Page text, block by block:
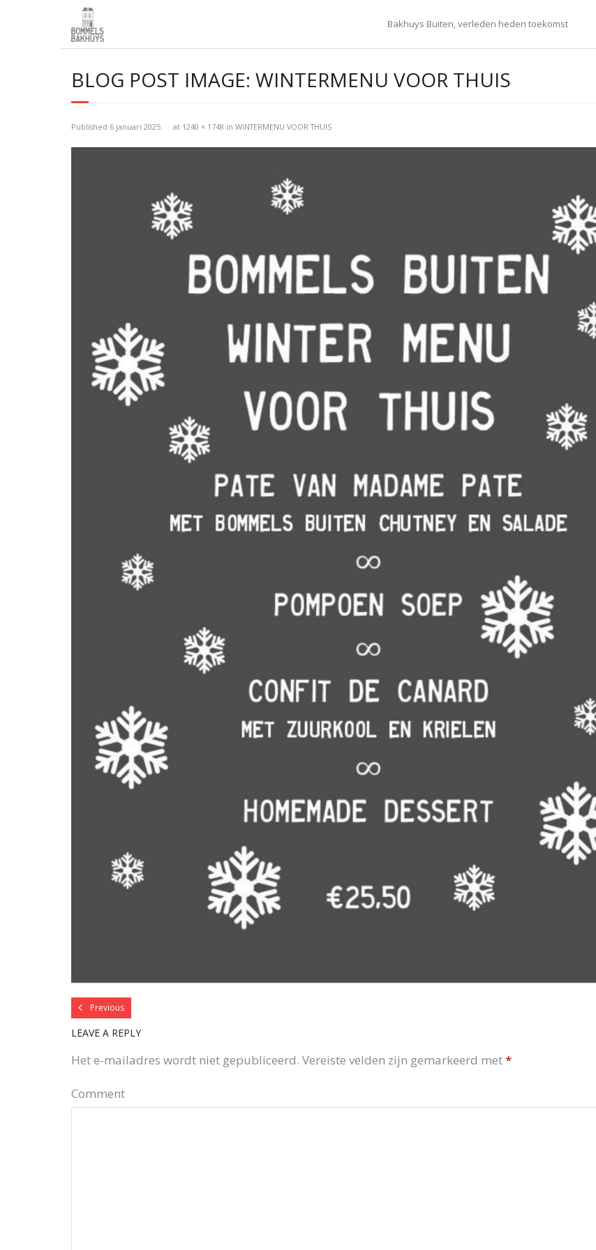
Bakhuys Buiten, verleden heden toekomst
BLOG POST IMAGE: WINTERMENU VOOR THUIS
Published 6 januari 2025 at 1240 × 1748 in WINTERMENU VOOR THUIS
Previous
LEAVE A REPLY
Het e-mailadres wordt niet gepubliceerd. Vereiste velden zijn gemarkeerd met*
Comment